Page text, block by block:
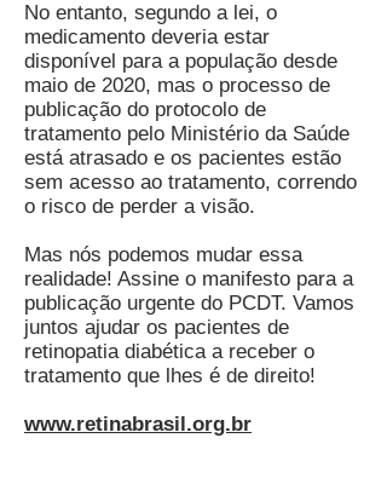
No entanto, segundo a lei, o
medicamento deveria estar
disponível para a população desde
maio de 2020, mas o processo de
publicação do protocolo de
tratamento pelo Ministério da Saúde
está atrasado e os pacientes estão
sem acesso ao tratamento, correndo
o risco de perder a visão.
Mas nós podemos mudar essa
realidade! Assine o manifesto para a
publicação urgente do PCDT. Vamos
juntos ajudar os pacientes de
retinopatia diabética a receber o
tratamento que lhes é de direito!
www.retinabrasil.org.br